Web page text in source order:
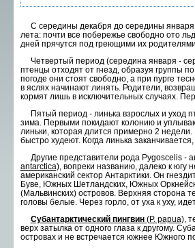
С середины декабря до середины января
лета: почти все побережье свободно ото
дней прячутся под греющими их
Четвертый период (середина января -
птенцы отходят от гнезд, образуя группы
погоде они стоят свободно, а при пурге
в яслях начинают линять. Родители,
кормят лишь в исклю­чительных случаях.
Пятый период - линька взрослых и уход
зима. Первыми по­кидают колонию и
линьки, которая длится примерно 2
быстро ху­деют. Когда линька
Другие представители рода Pygoscelis -
antarctica), вопреки названию, далеко к югу
американский сектор Антарктики. Он
Буве, Южных Шетландских, Южных
(Мальвинских) островов. Верх­няя сторона
головы белые. Через горло, от уха к уху,
Субантарктический пингвин(Р. papua),
верх затылка от одного глаза к другому.
островах и не встречается южнее Южного